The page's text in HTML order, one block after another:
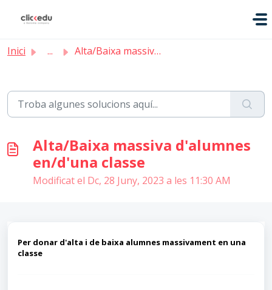
Inici ... Alta/Baixa massiva d'alumnes en/d'una classe
Alta/Baixa massiva d'alumnes
en/d'una classe
Modificat el Dc, 28 Juny, 2023 a les 11:30 AM
Per donar d'alta i de baixa alumnes massivament en una
classe